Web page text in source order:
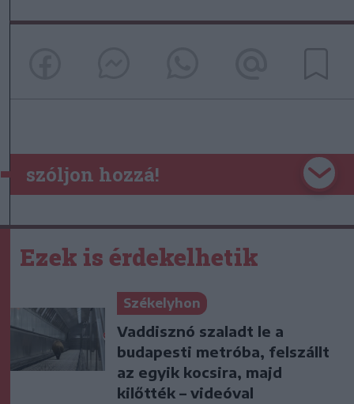
szóljon hozzá!
Ezek is érdekelhetik
Székelyhon
Vaddisznó szaladt le a
budapesti metróba, felszállt
az egyik kocsira, majd
kilőtték – videóval